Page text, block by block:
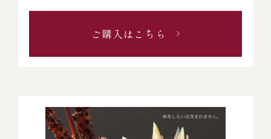
ご購入はこちら